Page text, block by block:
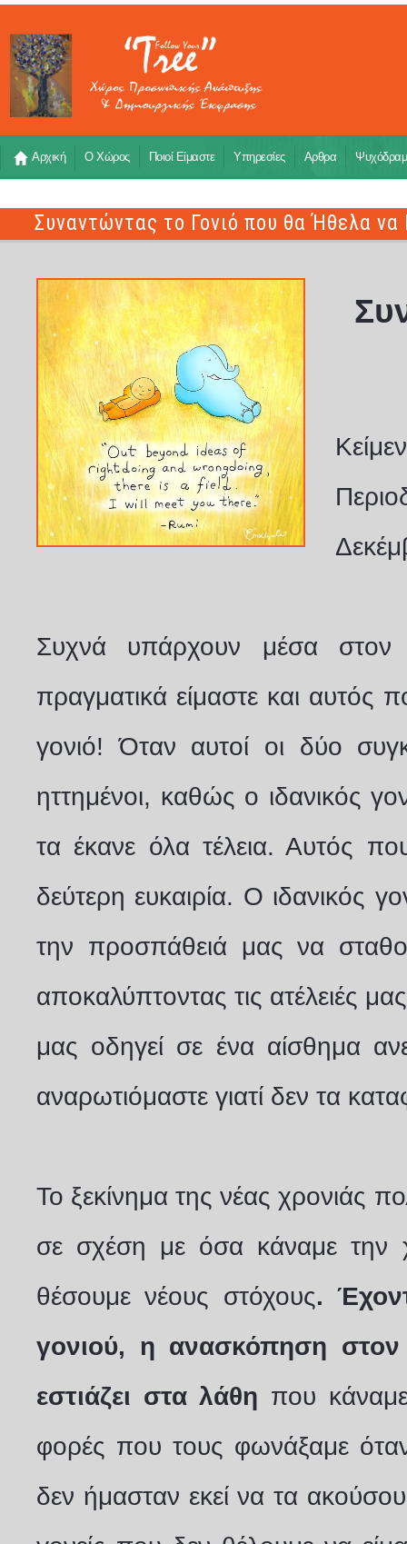
Αρχική Ο Χώρος Ποιοί Είμαστε Υπηρεσίες Αρθρα
Συναντώντας το Γονιό που θα Ήθελα να
Συχνά υπάρχουν μέσα
πραγματικά είμαστε και αυτός
γονιό! Όταν αυτοί οι δύο
ηττημένοι, καθώς ο ιδανικός
τα έκανε όλα τέλεια. Αυτός
δεύτερη ευκαιρία. Ο ιδανικός
την προσπάθειά μας να
αποκαλύπτοντας τις ατέλειές
μας οδηγεί σε ένα αίσθημα
αναρωτιόμαστε γιατί δεν τα
Το ξεκίνημα της νέας χρονιάς
σε σχέση με όσα κάναμε την
θέσουμε νέους στόχους.
γονιού, η ανασκόπηση
εστιάζει στα λάθη που
φορές που τους φωνάξαμε
δεν ήμασταν εκεί να τα